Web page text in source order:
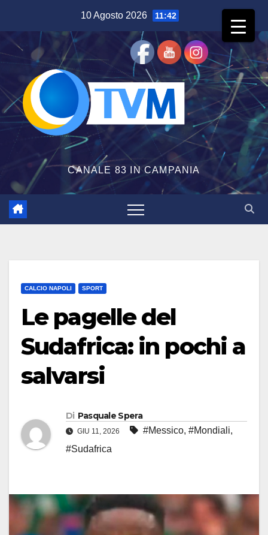
contenuto
10 Agosto 2026 11:42
CANALE 83 IN CAMPANIA
CALCIO NAPOLI SPORT
Le pagelle del
Sudafrica: in pochi a
salvarsi
Di Pasquale Spera
GIU 11, 2026 #Messico, #Mondiali,
#Sudafrica